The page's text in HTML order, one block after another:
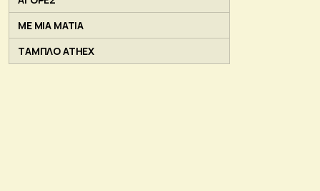
ΜΕ ΜΙΑ ΜΑΤΙΑ
ΤΑΜΠΛΟ ATHEX